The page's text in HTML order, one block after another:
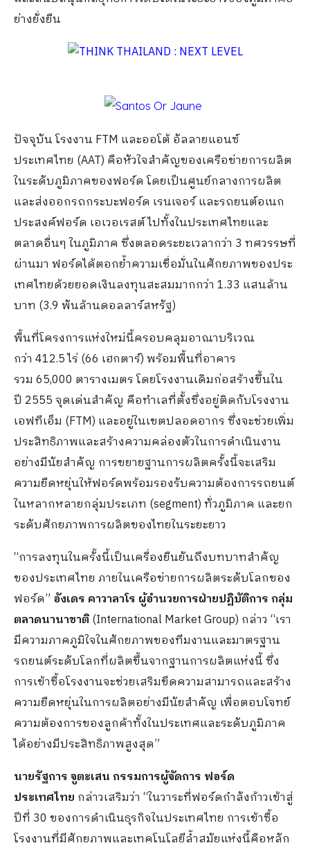
ย่างยั่งยืน
ปัจจุบัน โรงงาน FTM และออโต้ อัลลายแอนซ์
ประเทศไทย (AAT) คือหัวใจสำคัญของเครือข่ายการผลิต
ในระดับภูมิภาคของฟอร์ด โดยเป็นศูนย์กลางการผลิต
และส่งออกรถกระบะฟอร์ด เรนเจอร์ และรถยนต์อเนก
ประสงค์ฟอร์ด เอเวอเรสต์ ไปทั้งในประเทศไทยและ
ตลาดอื่นๆ ในภูมิภาค ซึ่งตลอดระยะเวลากว่า 3 ทศวรรษที่
ผ่านมา ฟอร์ดได้ตอกย้ำความเชื่อมั่นในศักยภาพของประ
เทศไทยด้วยยอดเงินลงทุนสะสมมากกว่า 1.33 แสนล้าน
บาท (3.9 พันล้านดอลลาร์สหรัฐ)
พื้นที่โครงการแห่งใหม่นี้ครอบคลุมอาณาบริเวณ
กว่า 412.5ไร่ (66 เฮกตาร์) พร้อมพื้นที่อาคาร
รวม 65,000 ตารางเมตร โดยโรงงานเดิมก่อสร้างขึ้นใน
ปี 2555จุดเด่นสำคัญ คือทำเลที่ตั้งซึ่งอยู่ติดกับโรงงาน
เอฟทีเอ็ม (FTM) และอยู่ในเขตปลอดอากร ซึ่งจะช่วยเพิ่ม
ประสิทธิภาพและสร้างความคล่องตัวในการดำเนินงาน
อย่างมีนัยสำคัญ การขยายฐานการผลิตครั้งนี้จะเสริม
ความยืดหยุ่นให้ฟอร์ดพร้อมรองรับความต้องการรถยนต์
ในหลากหลายกลุ่มประเภท (segment)ทั่วภูมิภาค และยก
ระดับศักยภาพการผลิตของไทยในระยะยาว
“การลงทุนในครั้งนี้เป็นเครื่องยืนยันถึงบทบาทสำคัญ
ของประเทศไทย ภายในเครือข่ายการผลิตระดับโลกของ
ฟอร์ด” อังเดร คาวาลาโร ผู้อำนวยการฝ่ายปฏิบัติการ กลุ่ม
ตลาดนานาชาติ(International Market Group) กล่าว “เรา
มีความภาคภูมิใจในศักยภาพของทีมงานและมาตรฐาน
รถยนต์ระดับโลกที่ผลิตขึ้นจากฐานการผลิตแห่งนี้ ซึ่ง
การเข้าซื้อโรงงานจะช่วยเสริมขีดความสามารถและสร้าง
ความยืดหยุ่นในการผลิตอย่างมีนัยสำคัญ เพื่อตอบโจทย์
ความต้องการของลูกค้าทั้งในประเทศและระดับภูมิภาค
ได้อย่างมีประสิทธิภาพสูงสุด”
นายรัฐการ จูตะเสน กรรมการผู้จัดการ ฟอร์ด
ประเทศไทย กล่าวเสริมว่า “ในวาระที่ฟอร์ดกำลังก้าวเข้าสู่
ปีที่ 30 ของการดำเนินธุรกิจในประเทศไทย การเข้าซื้อ
โรงงานที่มีศักยภาพและเทคโนโลยีล้ำสมัยแห่งนี้คือหลัก